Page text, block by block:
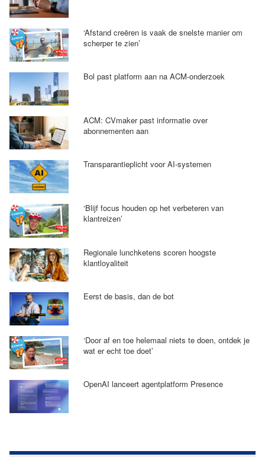
‘Afstand creëren is vaak de snelste manier om
scherper te zien’
Bol past platform aan na ACM-onderzoek
ACM: CVmaker past informatie over
abonnementen aan
Transparantieplicht voor AI-systemen
‘Blijf focus houden op het verbeteren van
klantreizen’
Regionale lunchketens scoren hoogste
klantloyaliteit
Eerst de basis, dan de bot
‘Door af en toe helemaal niets te doen, ontdek je
wat er echt toe doet’
OpenAI lanceert agentplatform Presence